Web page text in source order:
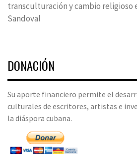
transculturación y cambio religioso
Sandoval
DONACIÓN
Su aporte financiero permite el
culturales de escritores, artistas e
la diáspora cubana.